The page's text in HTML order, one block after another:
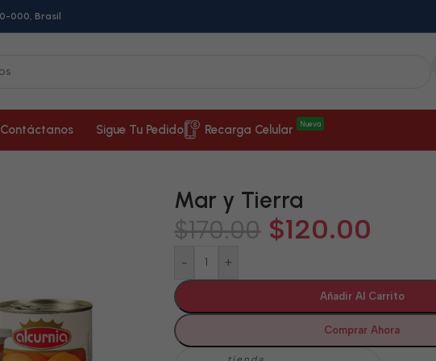
000, Brasil
Contáctanos Sigue Tu Pedido Recarga Celular Nueva
Mar y Tierra
$170.00 $120.00
- +
Añadir Al Carrito
Comprar Ahora